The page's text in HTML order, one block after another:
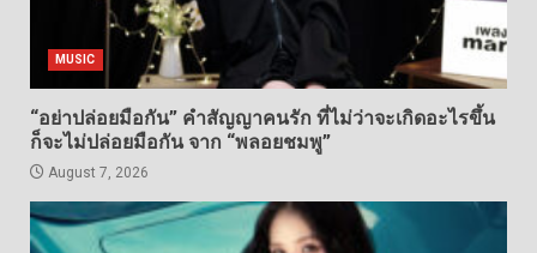
MUSIC
“อย่าปล่อยมือกัน” คำสัญญาคนรัก ที่ไม่ว่าจะเกิดอะไรขึ้น
ก็จะไม่ปล่อยมือกัน จาก “พลอยชมพู”
August 7, 2026